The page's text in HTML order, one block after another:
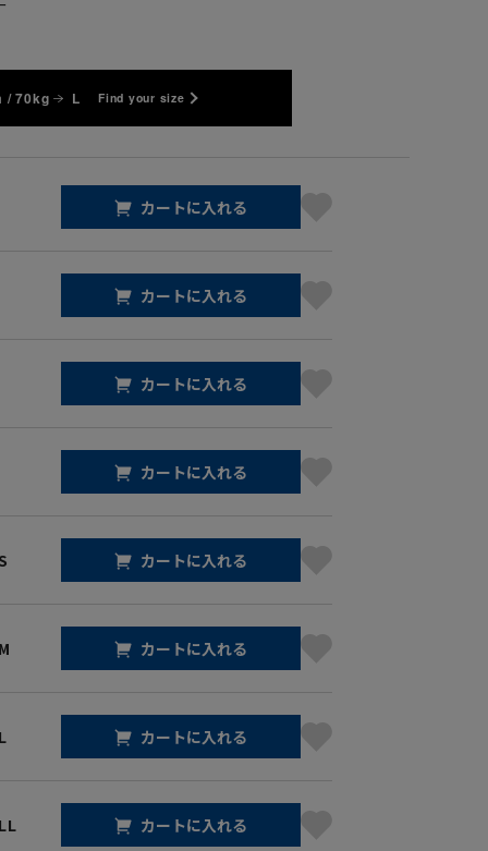
/ 70kg L Find your size
カートに入れる
カートに入れる
カートに入れる
カートに入れる
カートに入れる
カートに入れる
カートに入れる
カートに入れる